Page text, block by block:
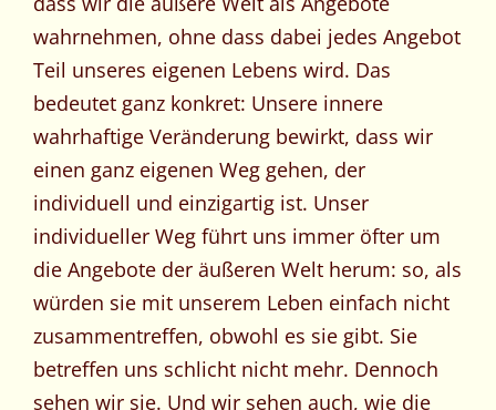
wahrnehmen, ohne dass dabei jedes Angebot
Teil unseres eigenen Lebens wird. Das
bedeutet ganz konkret: Unsere innere
wahrhaftige Veränderung bewirkt, dass wir
einen ganz eigenen Weg gehen, der
individuell und einzigartig ist. Unser
individueller Weg führt uns immer öfter um
die Angebote der äußeren Welt herum: so, als
würden sie mit unserem Leben einfach nicht
zusammentreffen, obwohl es sie gibt. Sie
betreffen uns schlicht nicht mehr. Dennoch
sehen wir sie. Und wir sehen auch, wie die